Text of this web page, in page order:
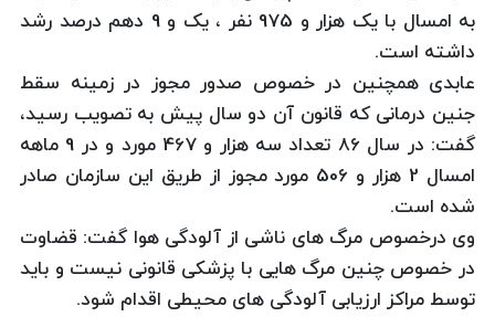
به امسال با یک هزار و 975 نفر ، یک و 9 دهم درصد رشد
داشته است.
عابدی همچنین در خصوص صدور مجوز در زمینه سقط
جنین درمانی که قانون آن دو سال پیش به تصویب رسید،
گفت: در سال 86 تعداد سه هزار و 467 مورد و در 9 ماهه
امسال 2 هزار و 506 مورد مجوز از طریق این سازمان صادر
شده است.
وی درخصوص مرگ های ناشی از آلودگی هوا گفت: قضاوت
در خصوص چنین مرگ هایی با پزشکی قانونی نیست و باید
توسط مراکز ارزیابی آلودگی های محیطی اقدام شود.